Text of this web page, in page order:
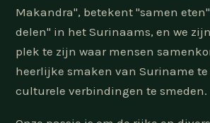
Makandra", betekent "samen
delen" in het Surinaams, en we
plek te zijn waar mensen
heerlijke smaken van Suriname te
culturele verbindingen te smeden.